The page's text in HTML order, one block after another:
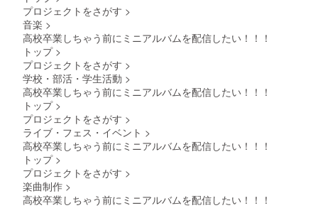
プロジェクトをさがす >
音楽 >
高校卒業しちゃう前にミニアルバムを配信したい！！！
トップ >
プロジェクトをさがす >
学校・部活・学生活動 >
高校卒業しちゃう前にミニアルバムを配信したい！！！
トップ >
プロジェクトをさがす >
ライブ・フェス・イベント >
高校卒業しちゃう前にミニアルバムを配信したい！！！
トップ >
プロジェクトをさがす >
楽曲制作 >
高校卒業しちゃう前にミニアルバムを配信したい！！！